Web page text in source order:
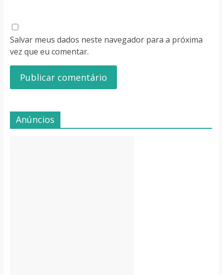
Salvar meus dados neste navegador para a próxima
vez que eu comentar.
Anúncios